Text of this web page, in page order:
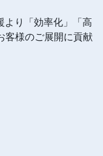
より「効率化」「高
客様のご展開に貢献